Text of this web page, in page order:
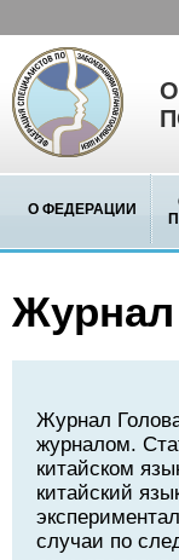
О ФЕДЕРАЦИИ
Журнал
журналом.
китайском
китайский
случаи по